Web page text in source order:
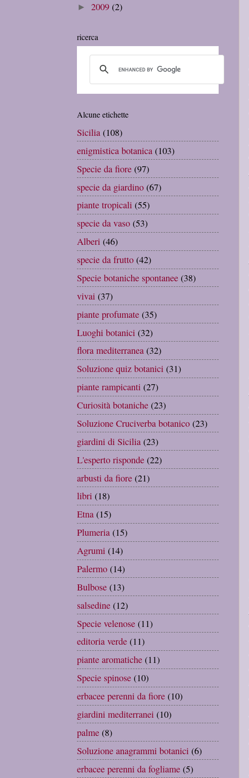
► 2009 (2)
ricerca
Alcune etichette
Sicilia (108)
enigmistica botanica (103)
Specie da fiore (97)
specie da giardino (67)
piante tropicali (55)
specie da vaso (53)
Alberi (46)
specie da frutto (42)
Specie botaniche spontanee (38)
vivai (37)
piante profumate (35)
Luoghi botanici (32)
flora mediterranea (32)
Soluzione quiz botanici (31)
piante rampicanti (27)
Curiosità botaniche (23)
Soluzione Cruciverba botanico (23)
giardini di Sicilia (23)
L'esperto risponde (22)
arbusti da fiore (21)
libri (18)
Etna (15)
Plumeria (15)
Agrumi (14)
Palermo (14)
Bulbose (13)
salsedine (12)
Specie velenose (11)
editoria verde (11)
piante aromatiche (11)
Specie spinose (10)
erbacee perenni da fiore (10)
giardini mediterranei (10)
palme (8)
Soluzione anagrammi botanici (6)
erbacee perenni da fogliame (5)